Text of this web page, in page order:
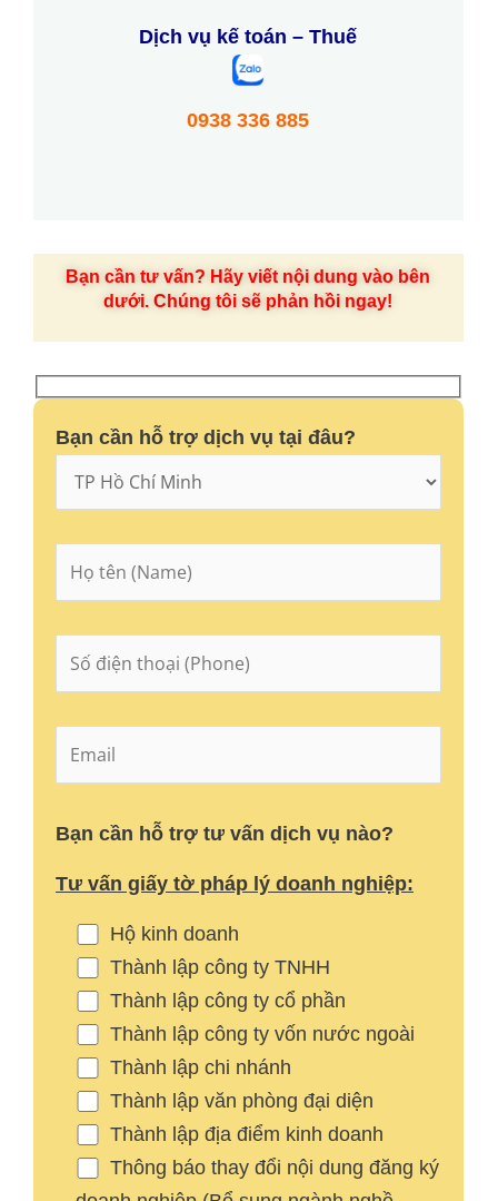
Dịch vụ kế toán – Thuế
0938 336 885
Bạn cần tư vấn? Hãy viết nội dung vào bên
dưới. Chúng tôi sẽ phản hồi ngay!
Bạn cần hỗ trợ dịch vụ tại đâu?
Bạn cần hỗ trợ tư vấn dịch vụ nào?
Tư vấn giấy tờ pháp lý doanh nghiệp:
Hộ kinh doanh
Thành lập công ty TNHH
Thành lập công ty cổ phần
Thành lập công ty vốn nước ngoài
Thành lập chi nhánh
Thành lập văn phòng đại diện
Thành lập địa điểm kinh doanh
Thông báo thay đổi nội dung đăng ký